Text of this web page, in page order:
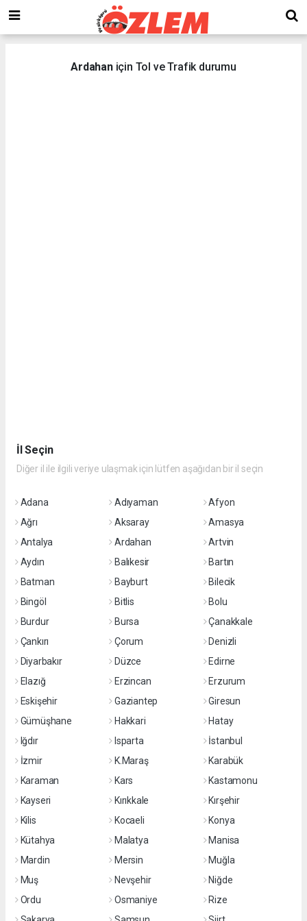
Ardahan için Tol ve Trafik durumu
İl Seçin
Diğer il ile ilgili veriye ulaşmak için lütfen aşağıdan bir il seçin
Adana Adıyaman
Afyon
Ağrı
Aksaray
Amasya
Antalya
Ardahan
Artvin
Aydın
Balıkesir
Bartın
Batman
Bayburt
Bilecik
Bingöl
Bitlis
Bolu
Burdur
Bursa
Çanakkale
Çankırı
Çorum
Denizli
Diyarbakır
Düzce
Edirne
Elazığ
Erzincan
Erzurum
Eskişehir
Gaziantep
Giresun
Gümüşhane
Hakkari
Hatay
Iğdır
Isparta
İstanbul
İzmir
K.Maraş
Karabük
Karaman
Kars
Kastamonu
Kayseri
Kırıkkale
Kırşehir
Kilis
Kocaeli
Konya
Kütahya
Malatya
Manisa
Mardin
Mersin
Muğla
Muş
Nevşehir
Niğde
Ordu
Osmaniye
Rize